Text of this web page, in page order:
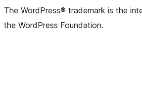
The WordPress® trademark is the
the WordPress Foundation.